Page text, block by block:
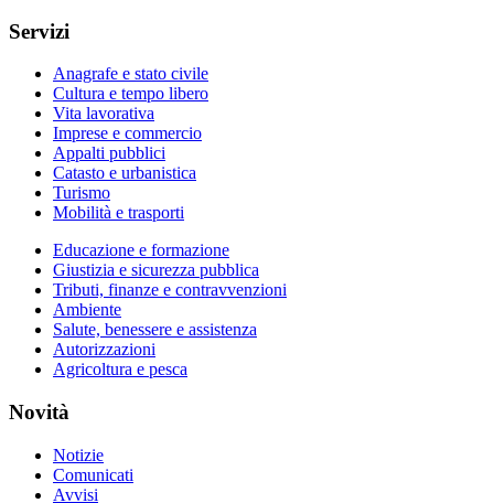
Servizi
Anagrafe e stato civile
Cultura e tempo libero
Vita lavorativa
Imprese e commercio
Appalti pubblici
Catasto e urbanistica
Turismo
Mobilità e trasporti
Educazione e formazione
Giustizia e sicurezza pubblica
Tributi, finanze e contravvenzioni
Ambiente
Salute, benessere e assistenza
Autorizzazioni
Agricoltura e pesca
Novità
Notizie
Comunicati
Avvisi